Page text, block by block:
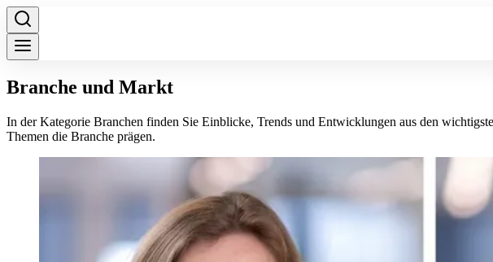
Branche und Markt
In der Kategorie Branchen finden Sie Einblicke, Trends und Entwicklungen aus den
Themen die Branche prägen.